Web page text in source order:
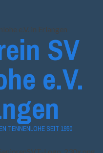
SV
e.V.
TENNENLOHE SEIT 1950